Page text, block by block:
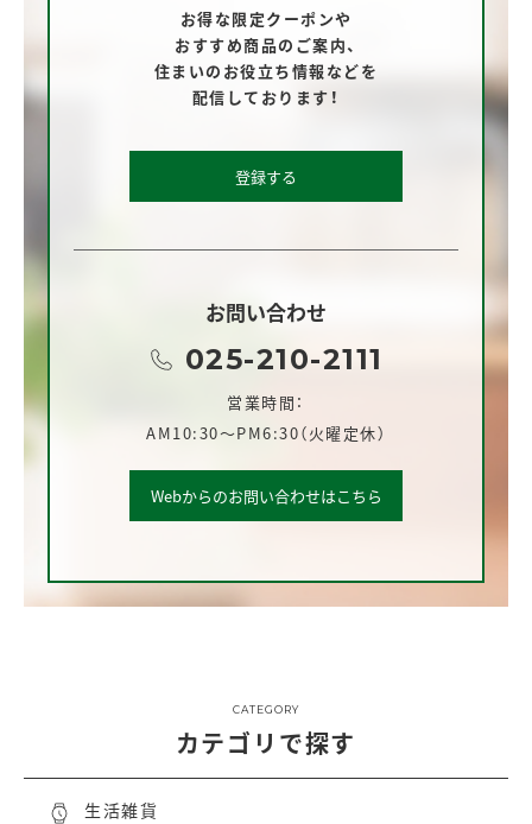
お得な限定クーポンや
おすすめ商品のご案内、
住まいのお役立ち情報などを
配信しております！
登録する
お問い合わせ
025-210-2111
営業時間：
AM10:30～PM6:30（火曜定休）
Webからのお問い合わせはこちら
CATEGORY
カテゴリで探す
生活雑貨